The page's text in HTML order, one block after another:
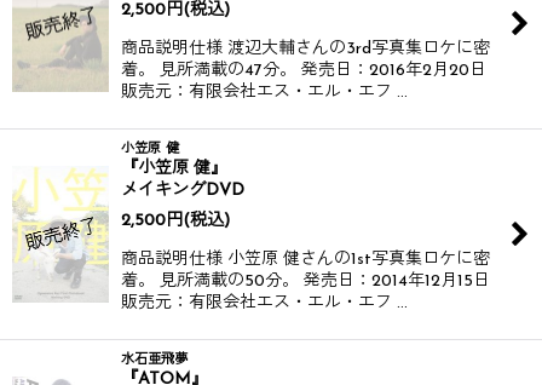
2,500 円(税込)
商品説明仕様 渡辺大輔さんの3rd写真集ロケに密
着。 見所満載の47分。 発売日：2016年2月20日
販売元：有限会社エス・エル・エフ …
小笠原 健
『小笠原 健』
メイキングDVD
2,500 円(税込)
商品説明仕様 小笠原 健さんの1st写真集ロケに密
着。 見所満載の50分。 発売日：2014年12月15日
販売元：有限会社エス・エル・エフ …
水石亜飛夢
『ATOM』